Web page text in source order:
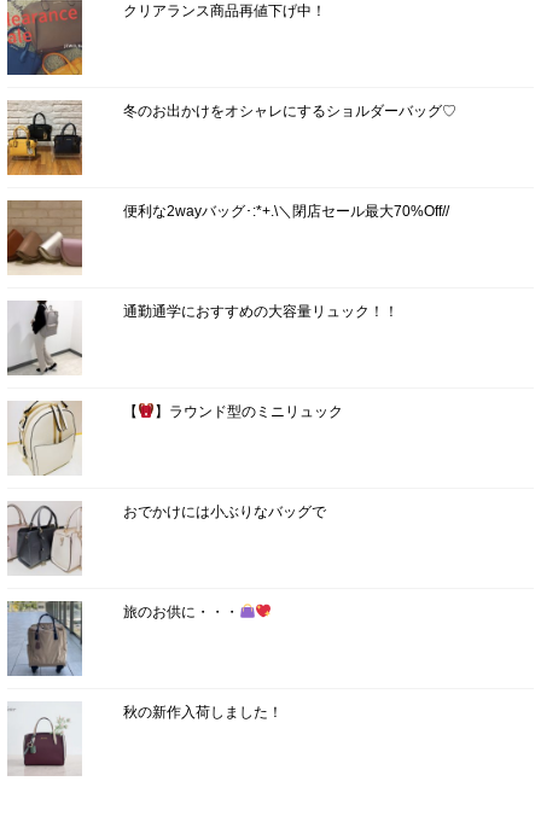
クリアランス商品再値下げ中！
冬のお出かけをオシャレにするショルダーバッグ♡
便利な2wayバッグ･:*+.\＼閉店セール最大70%Off//
通勤通学におすすめの大容量リュック！！
【 】ラウンド型のミニリュック
おでかけには小ぶりなバッグで
旅のお供に・・・
秋の新作入荷しました！